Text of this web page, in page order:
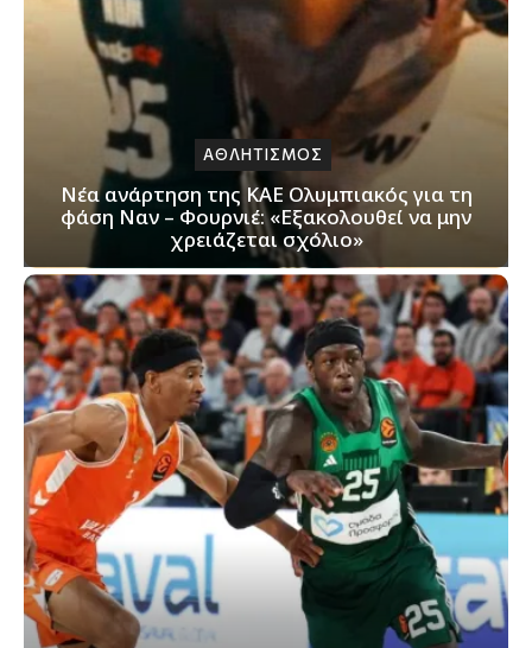
ΑΘΛΗΤΙΣΜΟΣ
Νέα ανάρτηση της ΚΑΕ Ολυμπιακός για τη
φάση Ναν – Φουρνιέ: «Εξακολουθεί να μην
χρειάζεται σχόλιο»